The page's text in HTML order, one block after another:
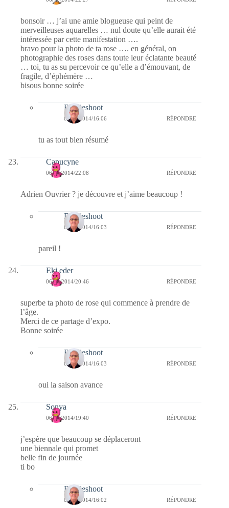
bonsoir … j’ai une amie blogueuse qui peint de
merveilleuses aquarelles … nul doute qu’elle aurait été
intéressée par cette manifestation ….
bravo pour la photo de ta rose …. en général, on
photographie des roses dans toute leur éclatante beauté
… toi, tu as su percevoir ce qu’elle a d’émouvant, de
fragile, d’éphémère …
bisous bonne soirée
Bernieshoot
07/10/2014/16:06 RÉPONDRE
tu as tout bien résumé
Capucyne
06/10/2014/22:08 RÉPONDRE
Adrien Ouvrier ? je découvre et j’aime beaucoup !
Bernieshoot
07/10/2014/16:03 RÉPONDRE
pareil !
Eki eder
06/10/2014/20:46 RÉPONDRE
superbe ta photo de rose qui commence à prendre de
l’âge.
Merci de ce partage d’expo.
Bonne soirée
Bernieshoot
07/10/2014/16:03 RÉPONDRE
oui la saison avance
Sonya
06/10/2014/19:40 RÉPONDRE
j’espère que beaucoup se déplaceront
une biennale qui promet
belle fin de journée
ti bo
Bernieshoot
07/10/2014/16:02 RÉPONDRE